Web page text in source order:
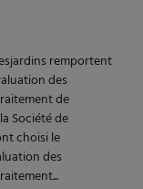
remportent
des
de
Société de
choisi le
des